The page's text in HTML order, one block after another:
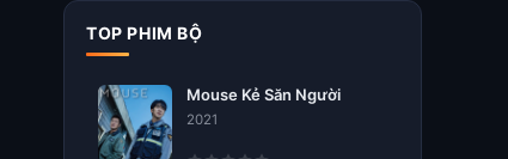
TOP PHIM BỘ
Mouse Kẻ Săn Người
2021